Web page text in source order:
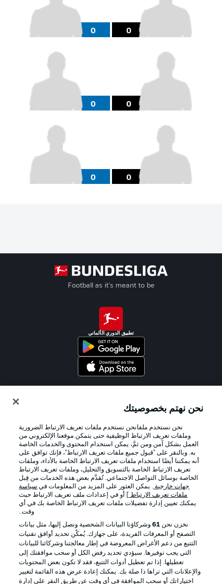
0
0
0
0
0
0
Football as it's meant to be
تطبيق الدوري الألماني
الإعلانات الإخطارات القانونية
شروط الاستخدام القنوات الناقلة
الوظائف جهة النشر
تواصل معنا اللاعبون
نحن نهتم بخصوصيتك
نحن نستخدم ملفانحن نستخدم ملفات تعريف الارتباط الضرورية
وملفات تعريف الارتباط الوظيفية حتى يتمكن موقعنا الإلكتروني من
العمل بشكل آمن ومن ثمَّ، يمكن استخدام المحتوى والخدمات الخاصة
به. وبالنقر على "قبول جميع ملفات تعريف الارتباط"، فإنك توافق على
أنه يمكننا أيضًا استخدام ملفات تعريف الارتباط الخاصة بالأداء، وملفات
تعريف الارتباط الخاصة بالتسويق والتحليل، وملفات تعريف الارتباط
الخاصة بوسائل التواصل الاجتماعي. تُقدَّم بعض هذه الخدمات من قِبل
جهات خارجية . يمكن العثور على المزيد من المعلومات في سياسة
ملفات تعريف الارتباط
] أو في إعدادات ملف تعريف الارتباط حيث
يمكنك تعيين إدارة تفضيلات ملفات تعريف الارتباط الخاصة بك في أي
وقت..
نخزن نحن 61وشركاؤنا البيانات الشخصية ونصل إليها، مثل بيانات
التصفح أو المعرفات الفريدة، على جهازك. يُمكّن تحديد أوافق تقنيات
التتبع من دعم الأغراض المعروضة في إطار معالجتنا وشركائنا للبيانات
التي يجب توفيرها. سيؤدي تحديد رفض الكل أو سحب موافقتك إلى
تعطيلها. إذا تم تعطيل أدوات التتبع، فقد لا تكون بعض المحتويات
والإعلانات التي تراها ذا صلة بك. يمكنك إعادة عرض هذه القائمة لتغيير
اختياراتك أو سحب الموافقة في أي وقت عن طريق النقر على إدارة